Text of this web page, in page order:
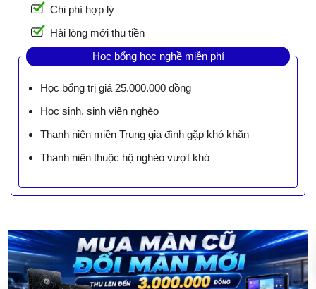
Chi phí hợp lý
Hài lòng mới thu tiền
Học bổng học nghề miễn phí
Học bổng trị giá 25.000.000 đồng
Học sinh, sinh viên nghèo
Thanh niên miền Trung gia đình gặp khó khăn
Thanh niên thuộc hộ nghèo vượt khó